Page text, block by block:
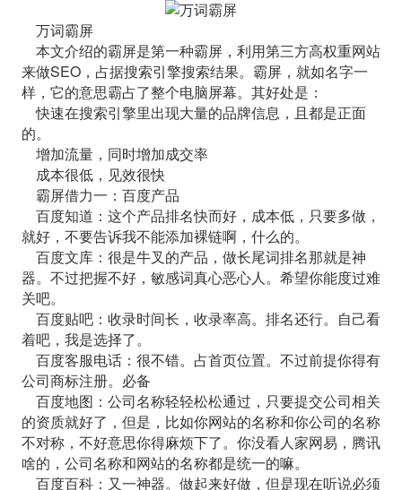
万词霸屏
本文介绍的霸屏是第一种霸屏，利用第三方高权重网站
来做SEO，占据搜索引擎搜索结果。霸屏，就如名字一
样，它的意思霸占了整个电脑屏幕。其好处是：
快速在搜索引擎里出现大量的品牌信息，且都是正面
的。
增加流量，同时增加成交率
成本很低，见效很快
霸屏借力一：百度产品
百度知道：这个产品排名快而好，成本低，只要多做，
就好，不要告诉我不能添加裸链啊，什么的。
百度文库：很是牛叉的产品，做长尾词排名那就是神
器。不过把握不好，敏感词真心恶心人。希望你能度过难
关吧。
百度贴吧：收录时间长，收录率高。排名还行。自己看
着吧，我是选择了。
百度客服电话：很不错。占首页位置。不过前提你得有
公司商标注册。必备
百度地图：公司名称轻轻松松通过，只要提交公司相关
的资质就好了，但是，比如你网站的名称和你公司的名称
不对称，不好意思你得麻烦下了。你没看人家网易，腾讯
啥的，公司名称和网站的名称都是统一的嘛。
百度百科：又一神器。做起来好做，但是现在听说必须